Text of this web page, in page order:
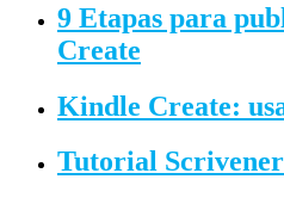
9 Etapas para
Create
Kindle Create:
Tutorial